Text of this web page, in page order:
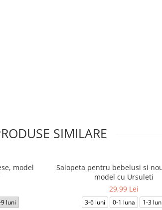
SIMILARE
model
luni
Salopeta pentru bebelusi si
model cu Ursuleti
29,99 Lei
3-6 luni 0-1 luna 1-3 luni